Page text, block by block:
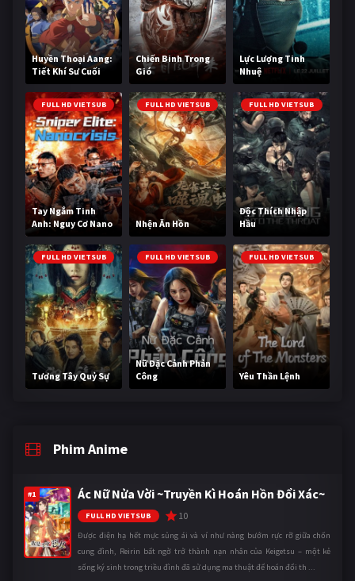
Huyền Thoại Aang:
Tiết Khí Sư Cuối
Cùng
Chiến Binh Trong
Gió
Lực Lượng Tinh
Nhuệ
FULL HD VIETSUB
Tay Ngắm Tinh
Anh: Nguy Cơ Nano
FULL HD VIETSUB
Nhện Ăn Hồn
FULL HD VIETSUB
Độc Thích Nhập
Hầu
FULL HD VIETSUB
Tương Tây Quỷ Sự
FULL HD VIETSUB
Nữ Đặc Cảnh Phản
Công
FULL HD VIETSUB
Yêu Thần Lệnh
Phim Anime
#1 Ác Nữ Nửa Vời ~Truyền Kì Hoán Hồn Đổi Xác~
FULL HD VIETSUB 10
Được điện hạ hết mực sủng ái và ví như nàng bướm rực rỡ giữa chốn
cung đình, Reirin bất ngờ trở thành nạn nhân của Keigetsu – một kẻ
sống ký sinh trong triều đình đã sử dụng ma thuật để hoán đổi th ...